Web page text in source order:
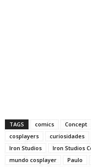
TAGS comics Concept
cosplayers
curiosidades
Iron Studios
Iron Studios
mundo cosplayer
Paulo